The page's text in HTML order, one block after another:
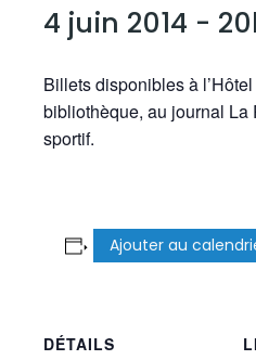
4 juin 2014 -
Billets disponibles à
bibliothèque, au journal La
sportif.
Ajouter au
DÉTAILS